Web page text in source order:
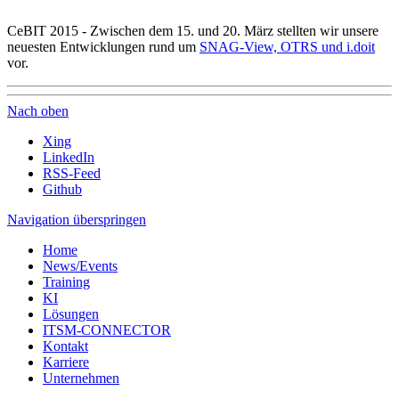
CeBIT 2015 - Zwischen dem 15. und 20. März stellten wir unsere
neuesten Entwicklungen rund um SNAG-View, OTRS und i.doit
vor.
Nach oben
Xing
LinkedIn
RSS-Feed
Github
Navigation überspringen
Home
News/Events
Training
KI
Lösungen
ITSM-CONNECTOR
Kontakt
Karriere
Unternehmen